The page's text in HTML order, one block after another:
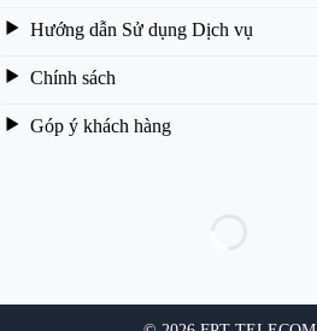
Hướng dẫn Sử dụng Dịch vụ
Chính sách
Góp ý khách hàng